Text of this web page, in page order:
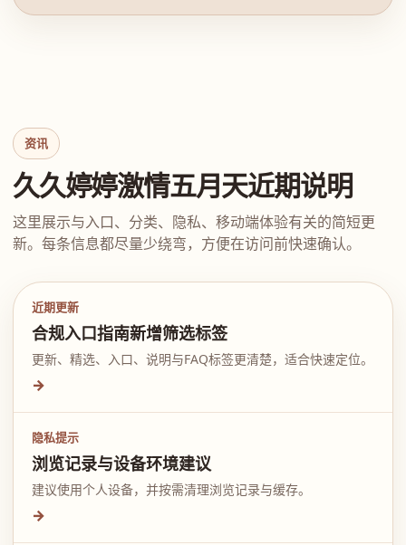
资讯
久久婷婷激情五月天近期说明
这里展示与入口、分类、隐私、移动端体验有关的简短更
新。每条信息都尽量少绕弯，方便在访问前快速确认。
近期更新
合规入口指南新增筛选标签
更新、精选、入口、说明与FAQ标签更清楚，适合快速定位。
→
隐私提示
浏览记录与设备环境建议
建议使用个人设备，并按需清理浏览记录与缓存。
→